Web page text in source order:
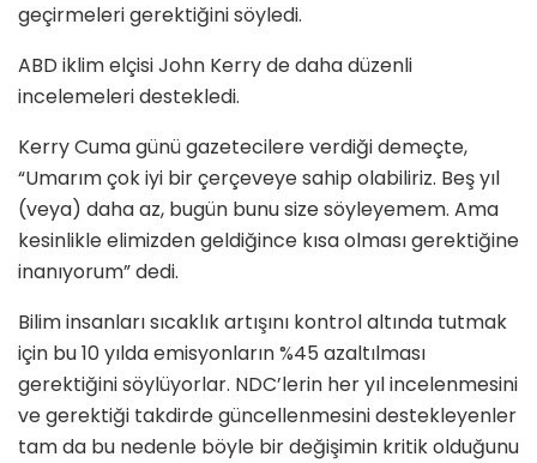
geçirmeleri gerektiğini söyledi.
ABD iklim elçisi John Kerry de daha düzenli
incelemeleri destekledi.
Kerry Cuma günü gazetecilere verdiği demeçte,
“Umarım çok iyi bir çerçeveye sahip olabiliriz. Beş yıl
(veya) daha az, bugün bunu size söyleyemem. Ama
kesinlikle elimizden geldiğince kısa olması gerektiğine
inanıyorum” dedi.
Bilim insanları sıcaklık artışını kontrol altında tutmak
için bu 10 yılda emisyonların %45 azaltılması
gerektiğini söylüyorlar. NDC’lerin her yıl incelenmesini
ve gerektiği takdirde güncellenmesini destekleyenler
tam da bu nedenle böyle bir değişimin kritik olduğunu